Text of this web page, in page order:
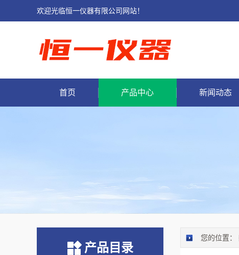
欢迎光临恒一仪器有限公司网站！
首页 产品中心 新闻动态
产品目录
您的位置：